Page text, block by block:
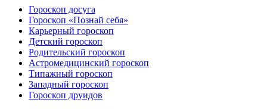
Гороскоп досуга
Гороскоп «Познай себя»
Карьерный гороскоп
Детский гороскоп
Родительский гороскоп
Астромедицинский гороскоп
Типажный гороскоп
Западный гороскоп
Гороскоп друидов